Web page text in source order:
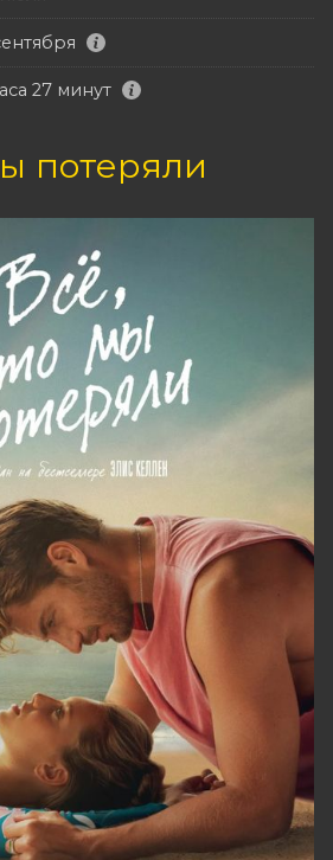
27 минут
потеряли